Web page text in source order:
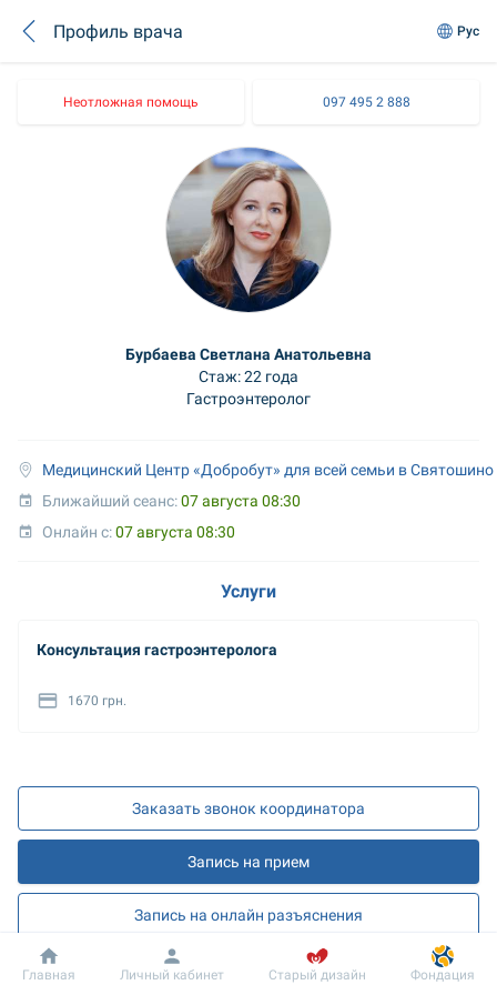
Профиль врача Рус
Неотложная помощь 097 495 2 888
Бурбаева Светлана Анатольевна
Стаж: 22 года
Гастроэнтеролог
Медицинский Центр «Добробут» для всей семьи в Святошино
Ближайший сеанс: 07 августа 08:30
Онлайн с: 07 августа 08:30
Услуги
Консультация гастроэнтеролога
1670 грн.
Заказать звонок координатора
Запись на прием
Запись на онлайн разъяснения
О враче
Добробут Информация Пациенту
Главная Личный кабинет Старый дизайн Фондация